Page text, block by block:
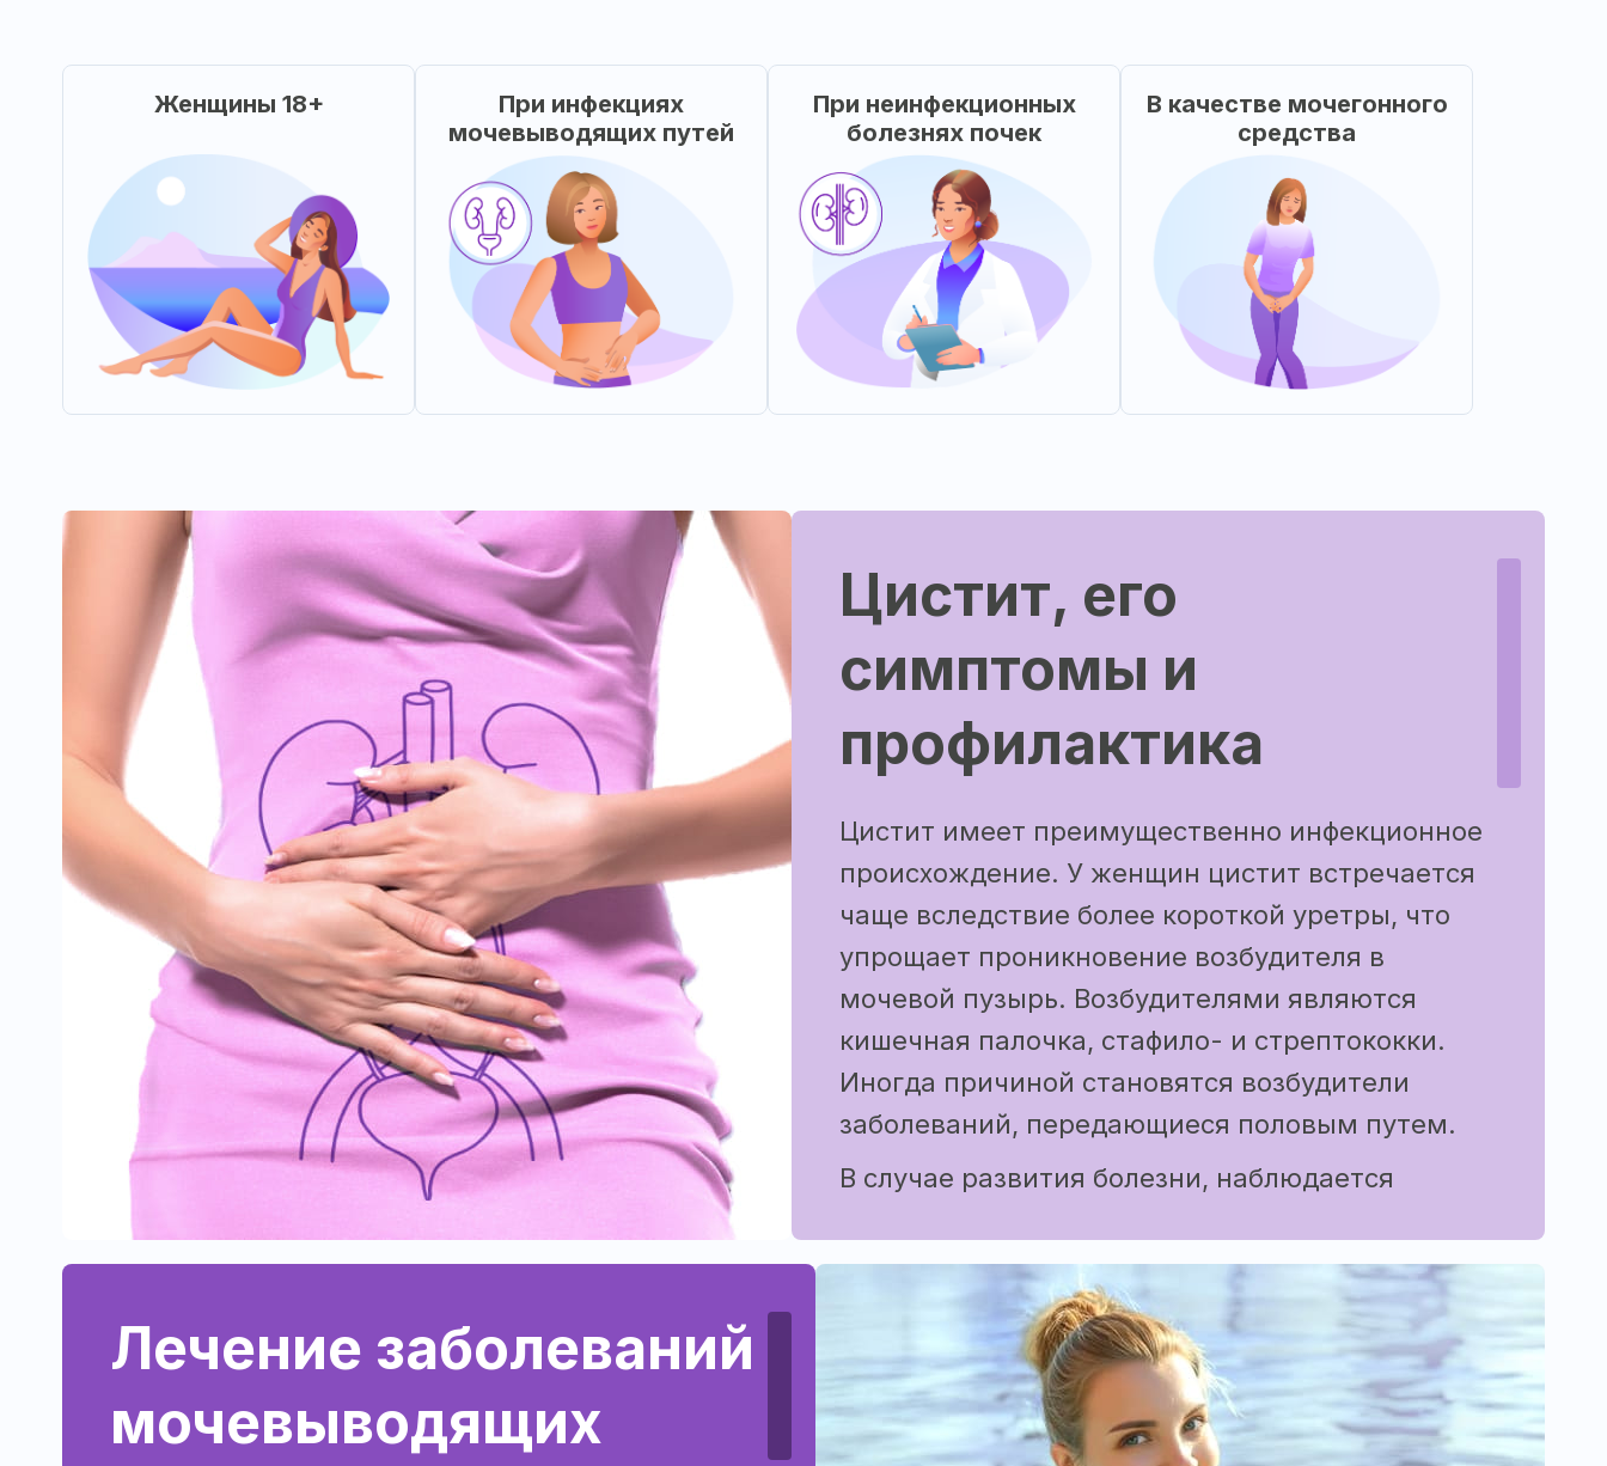
Женщины 18+
Для женщин всех возрастов
от 18 лет для лечения
заболеваний мочеполовой
системы
При инфекциях
мочевыводящих путей
В комплексной терапии
хронических инфекций
мочевыводящей системы
(цистита, пиелонефрит), для
предотвращения рецидивов.
При неинфекционных
болезнях почек
В комплексной терапии
неинфекционных хронических
болезней почек, для
профилактики образования
камней в почках, а также
после их удаления
В качестве мочегонного
средства
Растительные компоненты
ЛС Нефростен помогают
вывести из организма
лишнюю жидкость, не
нарушая естественный
баланс микроэлементов
(калийсберегающий эффект)
Цистит, его
симптомы и
профилактика
Цистит имеет преимущественно инфекционное
происхождение. У женщин цистит встречается
чаще вследствие более короткой уретры, что
упрощает проникновение возбудителя в
мочевой пузырь. Возбудителями являются
кишечная палочка, стафило- и стрептококки.
Иногда причиной становятся возбудители
заболеваний, передающиеся половым путем.
В случае развития болезни, наблюдается
боли, зуд и дискомфорт в области
промежности;
частый диурез, болезненный, маленькими
порциями;
гипертермия до 38о С и выше;
Лечение заболеваний
мочевыводящих